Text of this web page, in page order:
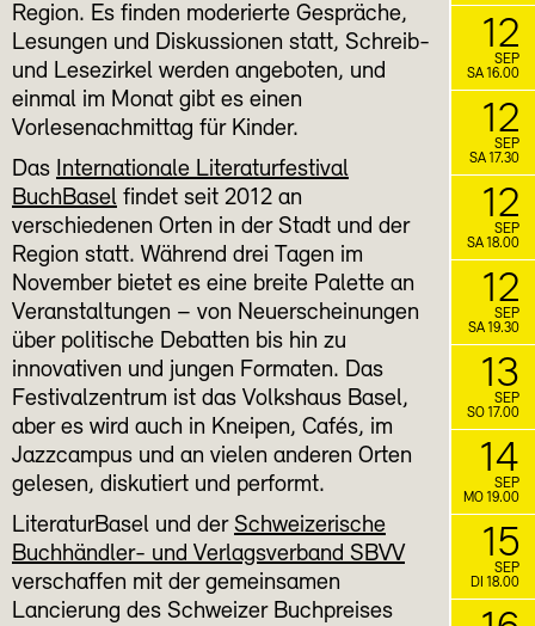
Region. Es finden moderierte Gespräche,
Lesungen und Diskussionen statt, Schreib-
und Lesezirkel werden angeboten, und
einmal im Monat gibt es einen
Vorlesenachmittag für Kinder.
Das Internationale Literaturfestival
BuchBasel findet seit 2012 an
verschiedenen Orten in der Stadt und der
Region statt. Während drei Tagen im
November bietet es eine breite Palette an
Veranstaltungen – von Neuerscheinungen
über politische Debatten bis hin zu
innovativen und jungen Formaten. Das
Festivalzentrum ist das Volkshaus Basel,
aber es wird auch in Kneipen, Cafés, im
Jazzcampus und an vielen anderen Orten
gelesen, diskutiert und performt.
LiteraturBasel und der Schweizerische
Buchhändler- und Verlagsverband SBVV
verschaffen mit der gemeinsamen
Lancierung des Schweizer Buchpreises
12
SEP
SA 16.00
12
SEP
SA 17.30
12
SEP
SA 18.00
12
SEP
SA 19.30
13
SEP
SO 17.00
14
SEP
MO 19.00
15
SEP
DI 18.00